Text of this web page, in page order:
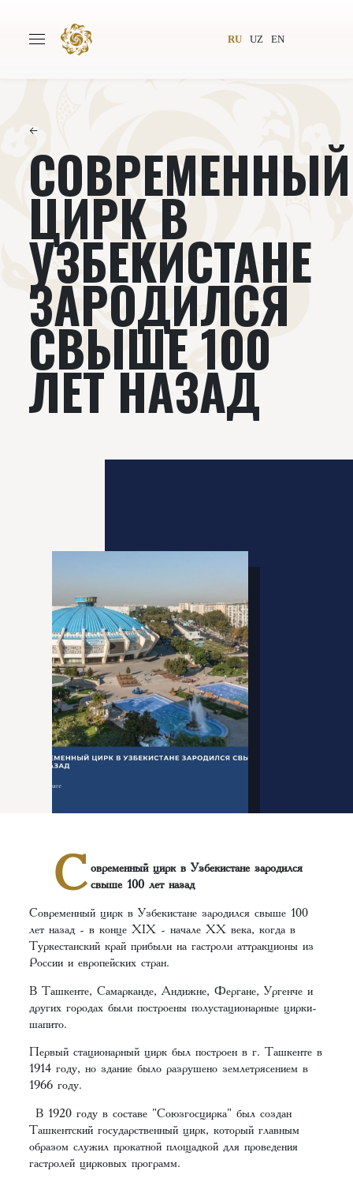
RU UZ EN
Всемирное общество
Издательство
Проекты Подкасты
Книги Видеолекторий
←
СОВРЕМЕННЫЙ
ЦИРК В
УЗБЕКИСТАНЕ
ЗАРОДИЛСЯ
СВЫШЕ 100
ЛЕТ НАЗАД
С овременный цирк в Узбекистане зародился
свыше 100 лет назад
Современный цирк в Узбекистане зародился свыше 100
лет назад - в конце XIX - начале XX века, когда в
Туркестанский край прибыли на гастроли аттракционы из
России и европейских стран.
В Ташкенте, Самарканде, Андижне, Фергане, Ургенче и
других городах были построены полустационарные цирки-
шапито.
Первый стационарный цирк был построен в г. Ташкенте в
1914 году, но здание было разрушено землетрясением в
1966 году.
В 1920 году в составе "Союзгосцирка" был создан
Ташкентский государственный цирк, который главным
образом служил прокатной площадкой для проведения
гастролей цирковых программ.